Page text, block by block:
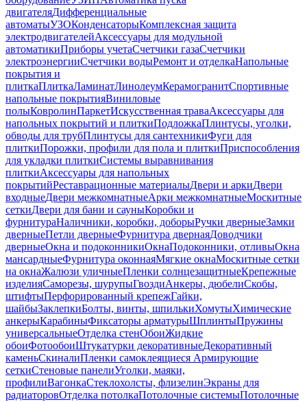
двигателяДифференциальные
автоматыУЗОКонденсаторыКомплексная защита
электродвигателейАксессуары для модульной
автоматикиПриборы учетаСчетчики газаСчетчики
электроэнергииСчетчики водыРемонт и отделкаНапольные
покрытия и
плиткаПлиткаЛаминатЛинолеумКерамогранитСпортивные
напольные покрытияВиниловые
полыКовролинПаркетИскусственная траваАксессуары для
напольных покрытий и плиткиПодложкаПлинтусы, уголки,
обводы для трубПлинтусы для сантехникиФуги для
плиткиПорожки, профили для пола и плиткиПриспособления
для укладки плиткиСистемы выравнивания
плиткиАксессуары для напольных
покрытийРеставрационные материалыДвери и аркиДвери
входныеДвери межкомнатныеАрки межкомнатныеМоскитные
сеткиДвери для бани и сауныКоробки и
фурнитураНаличники, коробки, доборыРучки дверныеЗамки
дверныеПетли дверныеФурнитура двернаяДоводчики
дверныеОкна и подоконникиОкнаПодоконники, отливыОкна
мансардныеФурнитура оконнаяМягкие окнаМоскитные сетки
на окнаЖалюзи уличныеПленки солнцезащитныеКрепежные
изделияСаморезы, шурупыГвоздиАнкеры, дюбелиСкобы,
штифтыПерфорированный крепежГайки,
шайбыЗаклепкиБолты, винты, шпилькиХомутыХимические
анкерыКарабиныФиксаторы арматурыШплинтыПружины
универсальныеОтделка стенОбоиЖидкие
обоиФотообоиШтукатурки декоративныеДекоративный
каменьСкиналиПленки самоклеящиеся Армирующие
сеткиСтеновые панелиУголки, маяки,
профилиВагонкаСтеклохолсты, флизелинЭкраны для
радиаторовОтделка потолкаПотолочные системыПотолочные